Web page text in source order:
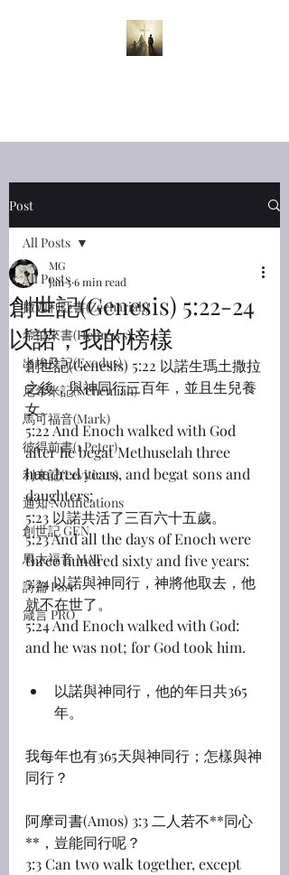
Post
All Posts
撒迦利亞書(Zechariah)
希伯來書(Hebrews)
出埃及記(Exodus)
尼希米記(Nehemiah)
馬可福音(Mark)
彼得前書(1 Peter)
利未記(Leviticus)
通知 Notifications
創世記 GEN
馬太福音 MAT
詩篇 PSA
箴言 PRO
All Posts
創世記(Genesis) 5:22-24
以諾，我的榜樣
MG
Jan 56 min read
創世記(Genesis) 5:22 以諾生瑪土撒拉
之後，與神同行三百年，並且生兒養
女。
5:22 And Enoch walked with God
after he begat Methuselah three
hundred years, and begat sons and
daughters:
5:23 以諾共活了三百六十五歲。
5:23 And all the days of Enoch were
three hundred sixty and five years:
5:24 以諾與神同行，神將他取去，他
就不在世了。
5:24 And Enoch walked with God:
and he was not; for God took him.
以諾與神同行，他的年日共365
年。
我每年也有365天與神同行；怎樣與神
同行？
阿摩司書(Amos) 3:3 二人若不**同心
**，豈能同行呢？
3:3 Can two walk together, except